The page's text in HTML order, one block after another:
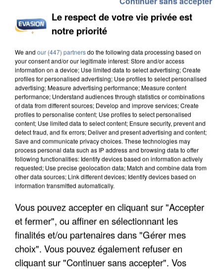
INCENDIES : L’ÎLE-DE-FRANCE LANCE UN ÉLAN
DE SOLIDARITÉ AVEC LES...
APRÈS TOUTES CES CANICULES, LES REFUGES
DE FAUNE SAUVAGE SONT...
Le respect de votre vie privée est
notre priorité
We and our (447) partnersdo the following data processing based on
your consent and/or our legitimate interest: Store and/or access
information on a device; Use limited data to select advertising; Create
profiles for personalised advertising; Use profiles to select personalised
advertising; Measure advertising performance; Measure content
performance; Understand audiences through statistics or combinations
of data from different sources; Develop and improve services; Create
profiles to personalise content; Use profiles to select personalised
content; Use limited data to select content; Ensure security, prevent and
detect fraud, and fix errors; Deliver and present advertising and content;
Save and communicate privacy choices. These technologies may
process personal data such as IP address and browsing data to offer
following functionalities: Identify devices based on information actively
requested; Use precise geolocation data; Match and combine data from
other data sources; Link different devices; Identify devices based on
information transmitted automatically.
Vous pouvez accepter en cliquant sur "Accepter
et fermer", ou affiner en sélectionnant les
finalités et/ou partenaires dans "Gérer mes
choix". Vous pouvez également refuser en
cliquant sur "Continuer sans accepter". Vos